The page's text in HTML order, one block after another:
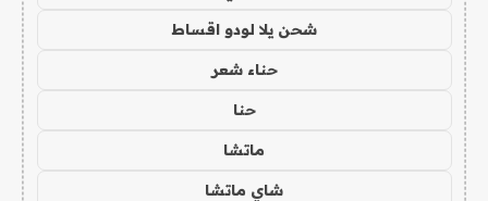
شحن يلا لودو اقساط
حناء شعر
حنا
ماتشا
شاي ماتشا